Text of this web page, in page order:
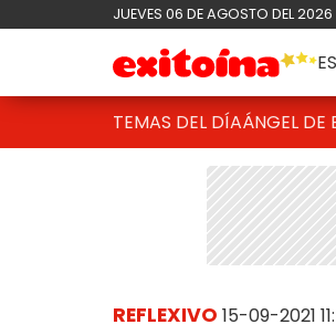
JUEVES 06 DE AGOSTO DEL 2026
TEMAS DEL DÍAÁNGEL DE
REFLEXIVO 15-09-2021